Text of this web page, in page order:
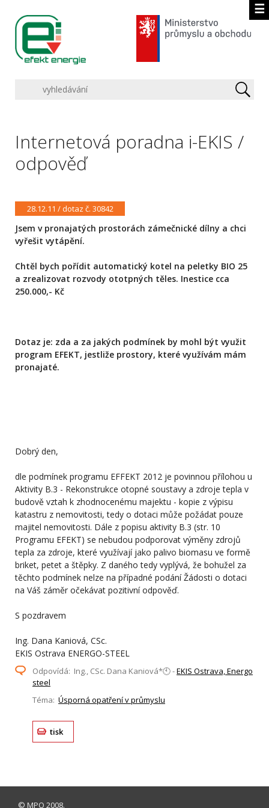
☰
Internetová poradna i-EKIS /
odpověď
28.12.11 / dotaz č. 30842
Jsem v pronajatých prostorách zámečnické dílny a chci
vyřešit vytápění.
Chtěl bych pořídit automatický kotel na peletky BIO 25
a zrealizovat rozvody ototpných těles. Inestice cca
250.000,- Kč
Dotaz je: zda a za jakých podmínek by mohl být využit
program EFEKT, jestliže prostory, které využívám mám
pronajaté.
Dobrý den,
dle podmínek programu EFFEKT 2012 je povinnou přílohou u
Aktivity B.3 - Rekonstrukce otopné soustavy a zdroje tepla v
budově vztah k zhodnocenému majektu - kopie z výpisu
katastru z nemovitosti, tedy o dotaci může požádat pouze
majitel nemovitosti. Dále z popisu aktivity B.3 (str. 10
Programu EFEKT) se nebudou podporovat výměny zdrojů
tepla za zdroje, které využívají jako palivo biomasu ve formě
briket, petet a štěpky. Z daného tedy vyplývá, že bohužel za
těchto podmínek nelze na případné podání Žádosti o dotaci
na Váš záměr očekávat pozitivní odpověď.
S pozdravem
Ing. Dana Kaniová, CSc.
EKIS Ostrava ENERGO-STEEL
Odpovídá: Ing., CSc. Dana Kaniová*🕙 -EKIS Ostrava, Energo
steel
Téma: Úsporná opatření v průmyslu
tisk
© MPO 2008.